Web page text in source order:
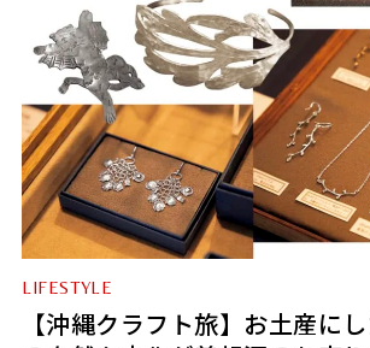
LIFESTYLE
【沖縄クラフト旅】お土産に